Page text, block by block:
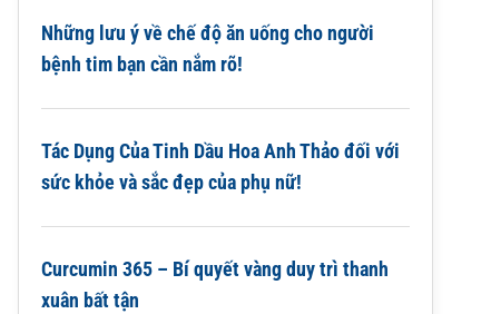
Những lưu ý về chế độ ăn uống cho người
bệnh tim bạn cần nắm rõ!
Tác Dụng Của Tinh Dầu Hoa Anh Thảo đối với
sức khỏe và sắc đẹp của phụ nữ!
Curcumin 365 – Bí quyết vàng duy trì thanh
xuân bất tận